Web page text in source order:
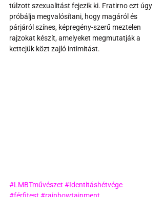
túlzott szexualitást fejezik ki. Fratirno ezt úgy
próbálja megvalósítani, hogy magáról és
párjáról színes, képregény-szerű meztelen
rajzokat készít, amelyeket megmutatják a
kettejük közt zajló intimitást.
#LMBTművészet #Identitáshétvége